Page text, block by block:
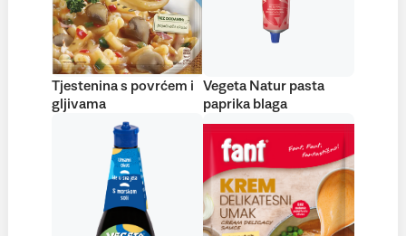
Tjestenina s povrćem i
gljivama
Vegeta Natur pasta
paprika blaga